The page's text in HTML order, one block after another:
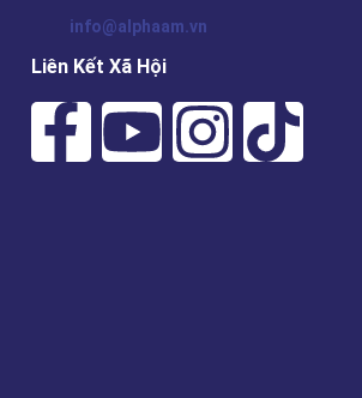
info@alphaam.vn
Liên Kết Xã Hội